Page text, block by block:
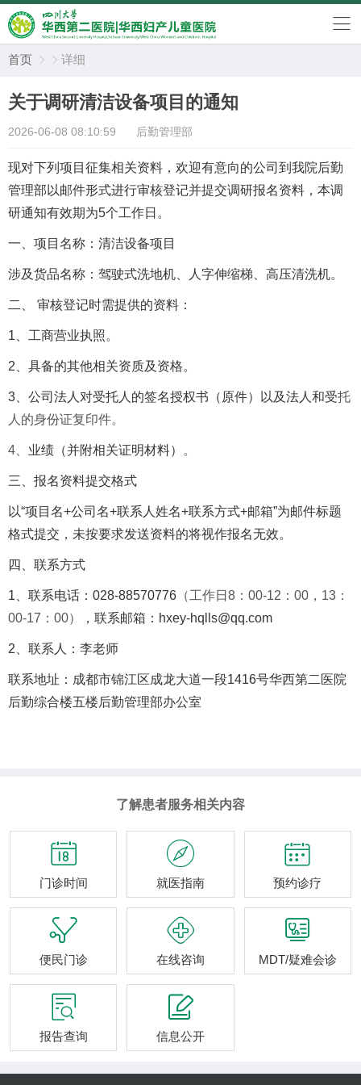
首页   详细
关于调研清洁设备项目的通知
2026-06-08 08:10:59 后勤管理部
现对下列项目征集相关资料，欢迎有意向的公司到我院后勤
管理部以邮件形式进行审核登记并提交调研报名资料，本调
研通知有效期为5个工作日。
一、 项目名称：清洁设备项目
涉及货品名称：驾驶式洗地机、人字伸缩梯、高压清洗机。
二、 审核登记时需提供的资料：
1、工商营业执照。
2、具备的其他相关资质及资格。
3、 公司法人对受托人的签名授权书（原件）以及法人和受托
人的身份证复印件。
4、 业绩 （并附相关证明材料） 。
三、 报名资料提交格式
以“项目名+公司名+联系人姓名+联系方式+邮箱”为邮件标题
格式提交 ， 未按要求发送资料的将视作报名无效。
四、 联系方式
1、联系电话：028-88570776 （工作日8：00-12：00，13：
00-17：00） ，联系邮箱：hxey-hqlls@qq.com
2、 联系人：李老师
联系地址：成都市锦江区成龙大道一段1416号华西第二医院
后勤综合楼五楼后勤管理部办公室
了解患者服务相关内容

门诊时间

就医指南

预约诊疗

便民门诊

在线咨询

MDT/疑难会诊

报告查询

信息公开